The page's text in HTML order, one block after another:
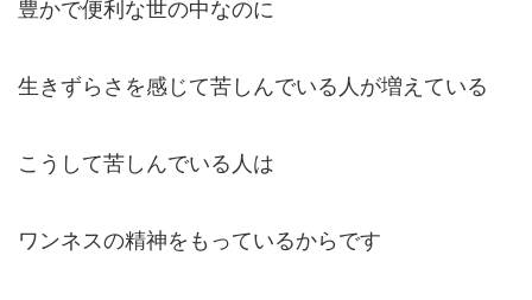
豊かで便利な世の中なのに
生きずらさを感じて苦しんでいる人が増えている
こうして苦しんでいる人は
ワンネスの精神をもっているからです